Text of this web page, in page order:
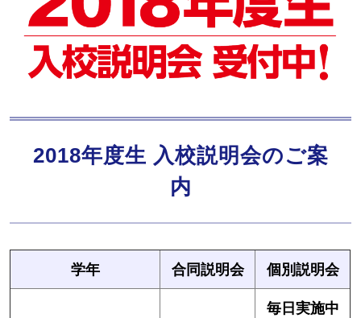
2018年度生 入校説明会のご案
内
学年 合同説明会 個別説明会
毎日実施中